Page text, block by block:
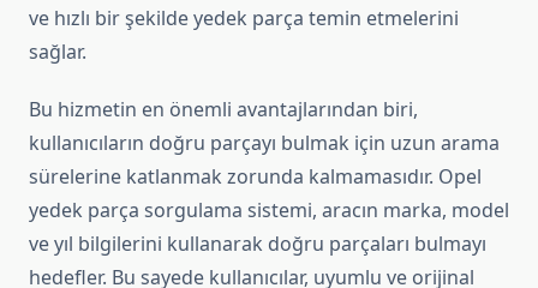
ve hızlı bir şekilde yedek parça temin etmelerini
sağlar.
Bu hizmetin en önemli avantajlarından biri,
kullanıcıların doğru parçayı bulmak için uzun arama
sürelerine katlanmak zorunda kalmamasıdır. Opel
yedek parça sorgulama sistemi, aracın marka, model
ve yıl bilgilerini kullanarak doğru parçaları bulmayı
hedefler. Bu sayede kullanıcılar, uyumlu ve orijinal